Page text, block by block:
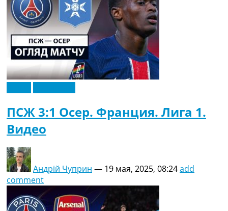
ПСЖ 3:1 Осер. Франция. Лига 1.
Видео
Андрій Чуприн — 19 мая, 2025, 08:24add
comment